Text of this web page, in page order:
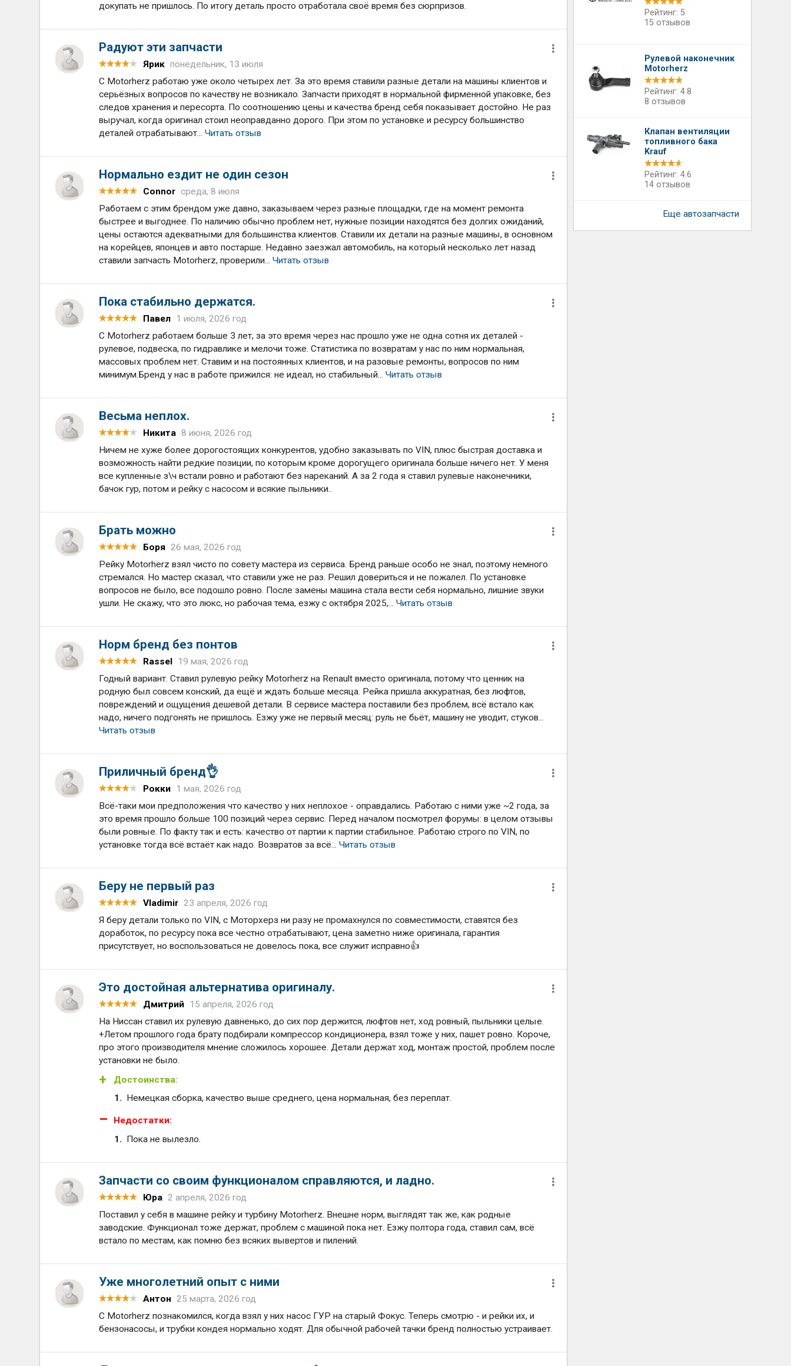
докупать не пришлось. По итогу деталь просто отработала своё время без сюрпризов.
Радуют эти запчасти
Ярик понедельник, 13 июля
С Motorherz работаю уже около четырех лет. За это время ставили разные детали на машины клиентов и
серьёзных вопросов по качеству не возникало. Запчасти приходят в нормальной фирменной упаковке, без
следов хранения и пересорта. По соотношению цены и качества бренд себя показывает достойно. Не раз
выручал, когда оригинал стоил неоправданно дорого. При этом по установке и ресурсу большинство
деталей отрабатывают...Читать отзыв
Нормально ездит не один сезон
Connor среда, 8 июля
Работаем с этим брендом уже давно, заказываем через разные площадки, где на момент ремонта
быстрее и выгоднее. По наличию обычно проблем нет, нужные позиции находятся без долгих ожиданий,
цены остаются адекватными для большинства клиентов. Ставили их детали на разные машины, в основном
на корейцев, японцев и авто постарше. Недавно заезжал автомобиль, на который несколько лет назад
ставили запчасть Motorherz, проверили...Читать отзыв
Пока стабильно держатся.
Павел
1 июля, 2026 год
С Motorherz работаем больше 3 лет, за это время через нас прошло уже не одна сотня их деталей -
рулевое, подвеска, по гидравлике и мелочи тоже. Статистика по возвратам у нас по ним нормальная,
массовых проблем нет. Ставим и на постоянных клиентов, и на разовые ремонты, вопросов по ним
минимум.Бренд у нас в работе прижился: не идеал, но стабильный...Читать отзыв
Весьма неплох.
Никита 8 июня, 2026 год
Ничем не хуже более дорогостоящих конкурентов, удобно заказывать по VIN, плюс быстрая доставка и
возможность найти редкие позиции, по которым кроме дорогущего оригинала больше ничего нет. У меня
все купленные з\ч встали ровно и работают без нареканий. А за 2 года я ставил рулевые наконечники,
бачок гур, потом и рейку с насосом и всякие пыльники..
Брать можно
Боря 26 мая, 2026 год
Рейку Motorherz взял чисто по совету мастера из сервиса. Бренд раньше особо не знал, поэтому немного
стремался. Но мастер сказал, что ставили уже не раз. Решил довериться и не пожалел. По установке
вопросов не было, все подошло ровно. После замены машина стала вести себя нормально, лишние звуки
ушли. Не скажу, что это люкс, но рабочая тема, езжу с октября 2025,...Читать отзыв
Норм бренд без понтов
Rassel
19 мая, 2026 год
Годный вариант. Ставил рулевую рейку Motorherz на Renault вместо оригинала, потому что ценник на
родную был совсем конский, да ещё и ждать больше месяца. Рейка пришла аккуратная, без люфтов,
повреждений и ощущения дешевой детали. В сервисе мастера поставили без проблем, всё встало как
надо, ничего подгонять не пришлось. Езжу уже не первый месяц: руль не бьёт, машину не уводит, стуков...
Читать отзыв
Приличный бренд👌
Рокки
1 мая, 2026 год
Всё-таки мои предположения что качество у них неплохое - оправдались. Работаю с ними уже ~2 года, за
это время прошло больше 100 позиций через сервис. Перед началом посмотрел форумы: в целом отзывы
были ровные. По факту так и есть: качество от партии к партии стабильное. Работаю строго по VIN, по
установке тогда всё встаёт как надо. Возвратов за всё...Читать отзыв
Беру не первый раз
Vladimir 23 апреля, 2026 год
Я беру детали только по VIN, с Моторхерз ни разу не промахнулся по совместимости, ставятся без
доработок, по ресурсу пока все честно отрабатывают, цена заметно ниже оригинала, гарантия
присутствует, но воспользоваться не довелось пока, все служит исправно👍
Это достойная альтернатива оригиналу.
Дмитрий
15 апреля, 2026 год
На Ниссан ставил их рулевую давненько, до сих пор держится, люфтов нет, ход ровный, пыльники целые.
+Летом прошлого года брату подбирали компрессор кондиционера, взял тоже у них, пашет ровно. Короче,
про этого производителя мнение сложилось хорошее. Детали держат ход, монтаж простой, проблем после
установки не было.
Достоинства:
Немецкая сборка, качество выше среднего, цена нормальная, без переплат.
Недостатки:
Пока не вылезло.
Запчасти со своим функционалом справляются, и ладно.
Юра 2 апреля, 2026 год
Поставил у себя в машине рейку и турбину Motorherz. Внешне норм, выглядят так же, как родные
заводские. Функционал тоже держат, проблем с машиной пока нет. Езжу полтора года, ставил сам, всё
встало по местам, как помню без всяких вывертов и пилений.
Уже многолетний опыт с ними
Антон 25 марта, 2026 год
С Motorherz познакомился, когда взял у них насос ГУР на старый Фокус. Теперь смотрю - и рейки их, и
бензонасосы, и трубки кондея нормально ходят. Для обычной рабочей тачки бренд полностью устраивает.
Рейтинг: 5
15 отзывов
Рулевой наконечник
Motorherz
Рейтинг: 4.8
8 отзывов
Клапан вентиляции
топливного бака
Krauf
Рейтинг: 4.6
14 отзывов
Еще автозапчасти